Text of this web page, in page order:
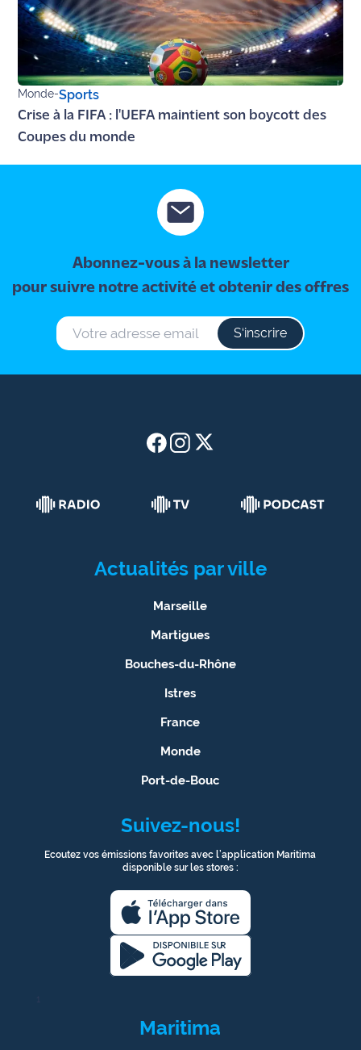
Monde-Sports
Crise à la FIFA : l'UEFA maintient son boycott des
Coupes du monde
Abonnez-vous à la newsletter
pour suivre notre activité et obtenir des offres
S‘inscrire
Actualités par ville
Marseille
Martigues
Bouches-du-Rhône
Istres
France
Monde
Port-de-Bouc
Suivez-nous!
Ecoutez vos émissions favorites avec l’application Maritima
disponible sur les stores :
1
Maritima